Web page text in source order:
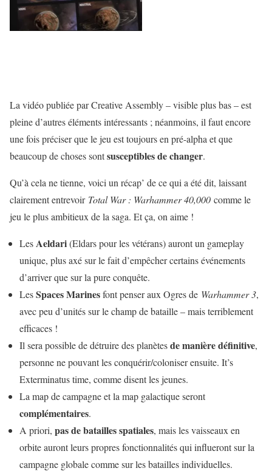
La vidéo publiée par Creative Assembly – visible plus bas – est
pleine d’autres éléments intéressants ; néanmoins, il faut encore
une fois préciser que le jeu est toujours en pré-alpha et que
beaucoup de choses sontsusceptibles de changer.
Qu’à cela ne tienne, voici un récap’ de ce qui a été dit, laissant
clairement entrevoir Total War : Warhammer 40,000 comme le
jeu le plus ambitieux de la saga. Et ça, on aime !
LesAeldari(Eldars pour les vétérans) auront un gameplay
unique, plus axé sur le fait d’empêcher certains événements
d’arriver que sur la pure conquête.
LesSpaces Marinesfont penser aux Ogres de Warhammer 3,
avec peu d’unités sur le champ de bataille – mais terriblement
efficaces !
Il sera possible de détruire des planètesde manière définitive,
personne ne pouvant les conquérir/coloniser ensuite. It’s
Exterminatus time, comme disent les jeunes.
La map de campagne et la map galactique seront
complémentaires.
A priori, pas de batailles spatiales, mais les vaisseaux en
orbite auront leurs propres fonctionnalités qui influeront sur la
campagne globale comme sur les batailles individuelles.